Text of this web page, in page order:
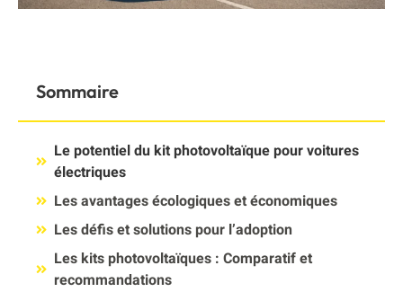
Sommaire
Le potentiel du kit photovoltaïque pour voitures
électriques
Les avantages écologiques et économiques
Les défis et solutions pour l’adoption
Les kits photovoltaïques : Comparatif et
recommandations